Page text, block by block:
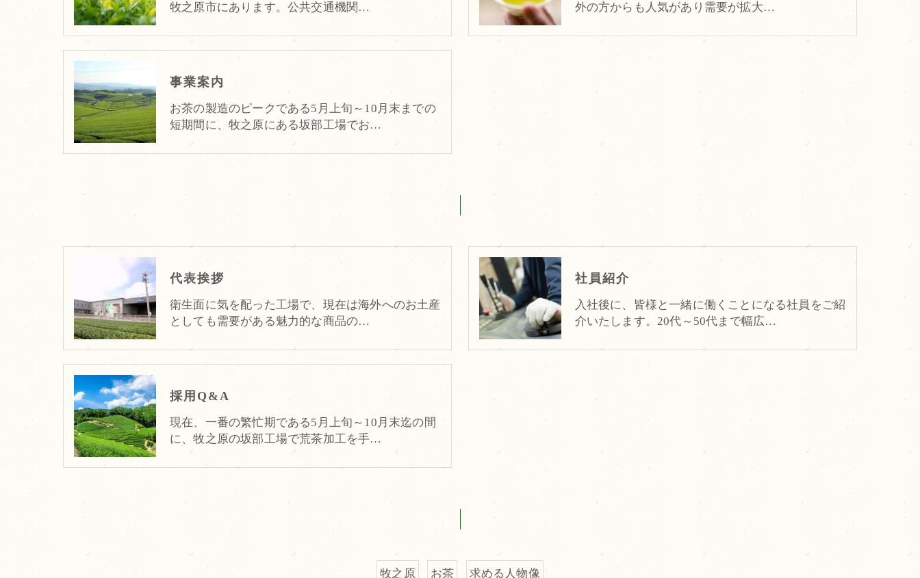
牧之原市にあります。公共交通機関…
外の方からも人気があり需要が拡大…
事業案内
お茶の製造のピークである5月上旬～10月末までの
短期間に、牧之原にある坂部工場でお…
代表挨拶
衛生面に気を配った工場で、現在は海外へのお土産
としても需要がある魅力的な商品の…
社員紹介
入社後に、皆様と一緒に働くことになる社員をご紹
介いたします。20代～50代まで幅広…
採用Q&A
現在、一番の繁忙期である5月上旬～10月末迄の間
に、牧之原の坂部工場で荒茶加工を手…
牧之原 お茶 求める人物像